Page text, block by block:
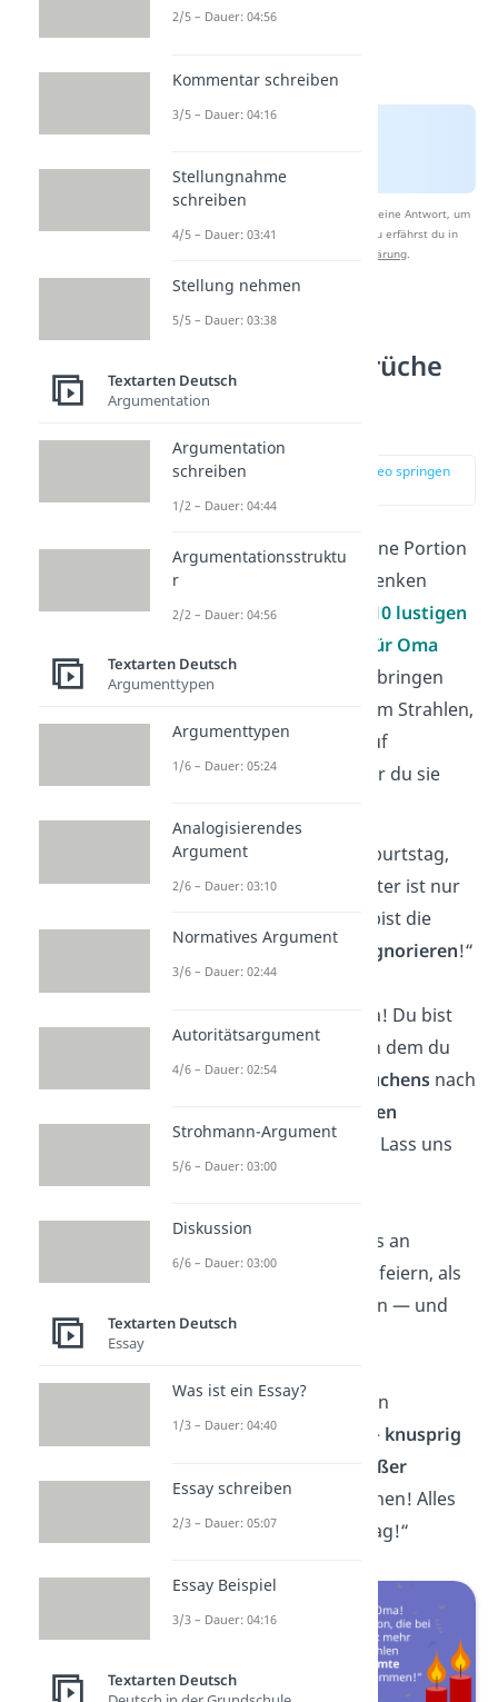
Nach Beantwortung speichern wir deine Antwort, um
Studyflix zu verbessern. Mehr dazu erfährst du in
Datenschutzerklärung.
Lustige
Geburtstagssprüche
für Oma vom
zur Stelle im Video springen
Wenn du deiner Oma eine Portion
Humor
schenken
möchtest, sind unsere
10 lustigen
für Oma
genau das Richtige. Sie bringen
nicht nur ihre Augen zum Strahlen,
sondern zeigen auch auf
humorvolle Art, wie sehr du sie
„Alles Gute zum Geburtstag,
Oma! Denk dran: Alter ist nur
… und du bist die
Beste darin, sie zu
ignorieren!“
„Glückwunsch, Oma! Du bist
jetzt in demAlter
, in dem du
die Größe deines
Kuchensnach
Kerzen
bestimmen solltest. Lass uns
das feiern!“
„Liebe Oma, lass uns an
deinem Geburtstag feiern, als
gäbe es kein Morgen — und
„Oma, du bist wie ein
Schokoladenkeks — knusprig
süßer
Überraschungen
innen! Alles
Gute zum Geburtstag!“
2/5 – Dauer: 04:56
Kommentar schreiben
3/5 – Dauer: 04:16
Stellungnahme
schreiben
4/5 – Dauer: 03:41
Stellung nehmen
5/5 – Dauer: 03:38
Textarten Deutsch
Argumentation
Argumentation
schreiben
1/2 – Dauer: 04:44
Argumentationsstruktu
r
2/2 – Dauer: 04:56
Textarten Deutsch
Argumenttypen
Argumenttypen
1/6 – Dauer: 05:24
Analogisierendes
Argument
2/6 – Dauer: 03:10
Normatives Argument
3/6 – Dauer: 02:44
Autoritätsargument
4/6 – Dauer: 02:54
Strohmann-Argument
5/6 – Dauer: 03:00
Diskussion
6/6 – Dauer: 03:00
Textarten Deutsch
Essay
Was ist ein Essay?
1/3 – Dauer: 04:40
Essay schreiben
2/3 – Dauer: 05:07
Essay Beispiel
3/3 – Dauer: 04:16
Textarten Deutsch